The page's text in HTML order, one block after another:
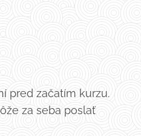
pred začatím kurzu.
za seba poslať